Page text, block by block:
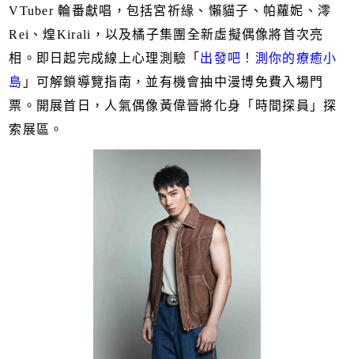
VTuber 輪番獻唱，包括宮祈緣、懶貓子、帕蘿妮、澪
Rei、煌Kirali，以及橘子集團全新虛擬偶像將首次亮
相。即日起完成線上心理測驗「 出發吧！測你的療癒小
島 」可解鎖導覽指南，並有機會抽中漫博免費入場門
票。開展首日，人氣偶像黃偉晉將化身「時間探員」探
索展區。